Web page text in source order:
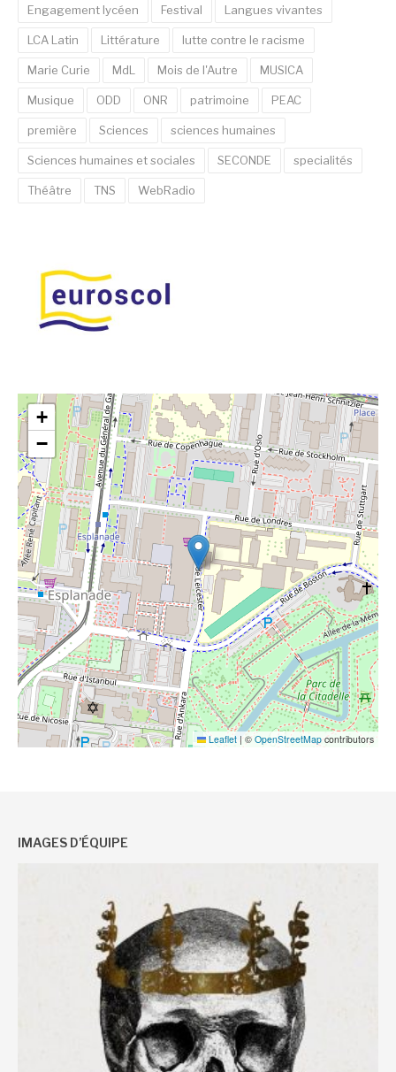
Engagement lycéen Festival Langues vivantes
LCA Latin Littérature lutte contre le racisme
Marie Curie MdL Mois de l'Autre MUSICA
Musique ODD ONR patrimoine PEAC
première Sciences sciences humaines
Sciences humaines et sociales SECONDE specialités
Théâtre TNS WebRadio
+
−
Leaflet | © OpenStreetMapcontributors
IMAGES D’ÉQUIPE